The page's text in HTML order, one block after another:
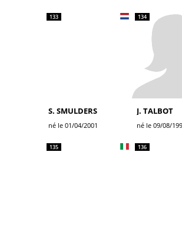
133
S. SMULDERS
né le 01/04/2001
134
J. TALBOT
né le 09/08/
135 136